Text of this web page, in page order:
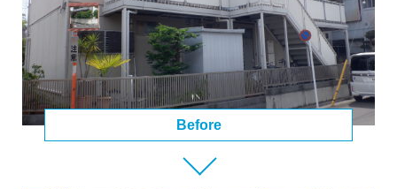
Before